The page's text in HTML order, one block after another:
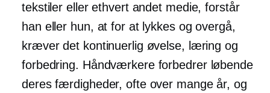
tekstiler eller ethvert andet medie, forstår
han eller hun, at for at lykkes og overgå,
kræver det kontinuerlig øvelse, læring og
forbedring. Håndværkere forbedrer løbende
deres færdigheder, ofte over mange år, og